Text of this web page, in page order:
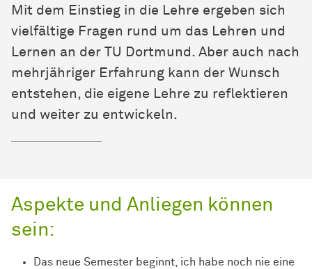
Mit dem Einstieg in die Lehre ergeben sich
vielfältige Fragen rund um das Lehren und
Lernen an der TU Dortmund. Aber auch nach
mehrjähriger Erfahrung kann der Wunsch
entstehen, die eigene Lehre zu reflektieren
und weiter zu entwickeln.
Aspekte und Anliegen können
sein:
Das neue Semester beginnt, ich habe noch nie eine